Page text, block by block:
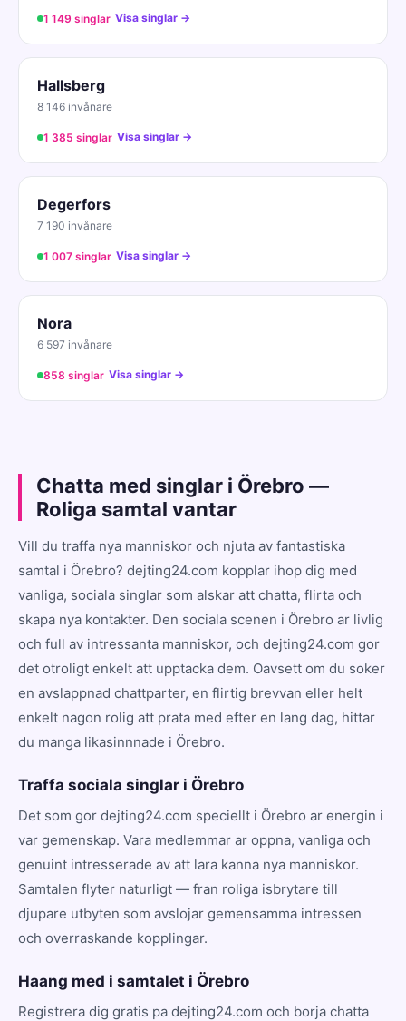
1 149 singlar Visa singlar →
Hallsberg
8 146 invånare
1 385 singlar Visa singlar →
Degerfors
7 190 invånare
1 007 singlar Visa singlar →
Nora
6 597 invånare
858 singlar Visa singlar →
Chatta med singlar i Örebro —
Roliga samtal vantar
Vill du traffa nya manniskor och njuta av fantastiska
samtal i Örebro? dejting24.com kopplar ihop dig med
vanliga, sociala singlar som alskar att chatta, flirta och
skapa nya kontakter. Den sociala scenen i Örebro ar livlig
och full av intressanta manniskor, och dejting24.com gor
det otroligt enkelt att upptacka dem. Oavsett om du soker
en avslappnad chattparter, en flirtig brevvan eller helt
enkelt nagon rolig att prata med efter en lang dag, hittar
du manga likasinnnade i Örebro.
Traffa sociala singlar i Örebro
Det som gor dejting24.com speciellt i Örebro ar energin i
var gemenskap. Vara medlemmar ar oppna, vanliga och
genuint intresserade av att lara kanna nya manniskor.
Samtalen flyter naturligt — fran roliga isbrytare till
djupare utbyten som avslojar gemensamma intressen
och overraskande kopplingar.
Haang med i samtalet i Örebro
Registrera dig gratis pa dejting24.com och borja chatta